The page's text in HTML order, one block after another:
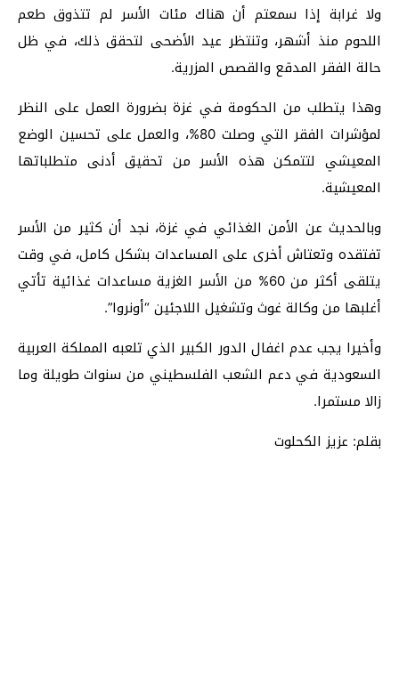
ولا غرابة إذا سمعتم أن هناك مئات الأسر لم تتذوق طعم
اللحوم منذ أشهر، وتنتظر عيد الأضحى لتحقق ذلك، في ظل
حالة الفقر المدقع والقصص المزرية.
وهذا يتطلب من الحكومة في غزة بضرورة العمل على النظر
لمؤشرات الفقر التي وصلت 80%، والعمل على تحسين الوضع
المعيشي لتتمكن هذه الأسر من تحقيق أدنى متطلباتها
المعيشية.
وبالحديث عن الأمن الغذائي في غزة، نجد أن كثير من الأسر
تفتقده وتعتاش أخرى على المساعدات بشكل كامل، في وقت
يتلقى أكثر من 60% من الأسر الغزية مساعدات غذائية تأتي
أغلبها من وكالة غوث وتشغيل اللاجئين “أونروا”.
وأخيرا يجب عدم اغفال الدور الكبير الذي تلعبه المملكة العربية
السعودية في دعم الشعب الفلسطيني من سنوات طويلة وما
زالا مستمرا.
بقلم: عزيز الكحلوت